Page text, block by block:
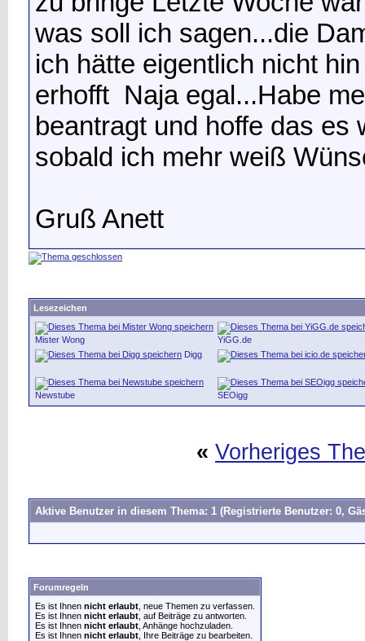
was soll ich sagen...die
ich hätte eigentlich nicht
erhofft Naja egal...Habe
beantragt und hoffe das es
sobald ich mehr weiß
Gruß Anett
Lesezeichen
Mister Wong
YiGG.de
Digg
Newstube SEOigg
« Vorheriges
Aktive Benutzer in diesem Thema: 1 (Registrierte Benutzer: 0,
Forumregeln
Es ist Ihnen nicht erlaubt , neue Themen zu verfassen.
Es ist Ihnen nicht erlaubt , auf Beiträge zu antworten.
Es ist Ihnen nicht erlaubt , Anhänge hochzuladen.
Es ist Ihnen nicht erlaubt , Ihre Beiträge zu bearbeiten.